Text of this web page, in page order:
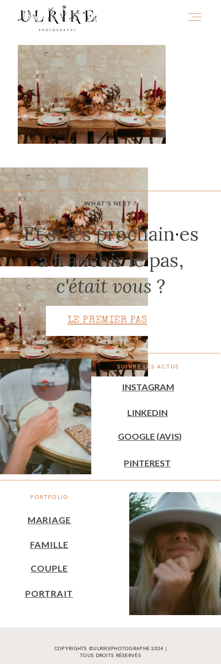
WHAT'S NEXT ?
PORTFOLIO
SUIVRE LES ACTUS
Et si les prochain·es
à franchir le pas,
c'était vous ?
MARIAGE
INSTAGRAM
GOOGLE (AVIS)
FAMILLE
PINTEREST
COUPLE
LINKEDIN
PORTRAIT
LE PREMIER PAS
COPYRIGHTS ©ULRIKEPHOTOGRAPHE 2024 |
TOUS DROITS RÉSERVÉS
HOME
A PROPOS
PORTFOLIO
INFOS
JOURNAL
CONTACT